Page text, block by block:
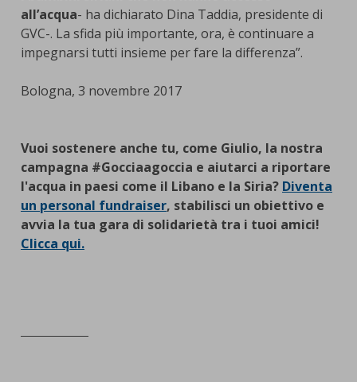
all’acqua- ha dichiarato Dina Taddia, presidente di
GVC-. La sfida più importante, ora, è continuare a
impegnarsi tutti insieme per fare la differenza”.
Bologna, 3 novembre 2017
Vuoi sostenere anche tu, come Giulio, la nostra
campagna #Gocciaagoccia e aiutarci a riportare
l'acqua in paesi come il Libano e la Siria? Diventa
un personal fundraiser, stabilisci un obiettivo e
avvia la tua gara di solidarietà tra i tuoi amici!
Clicca qui.